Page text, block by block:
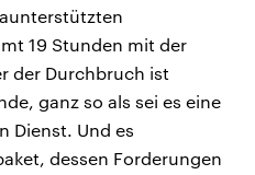
19 Stunden mit der
der Durchbruch ist
ganz so als sei es eine
Dienst. Und es
dessen Forderungen